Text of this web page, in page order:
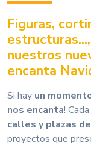
Figuras,
nuestros
encanta
Si hay un
nos encanta!
calles y plazas
proyectos que